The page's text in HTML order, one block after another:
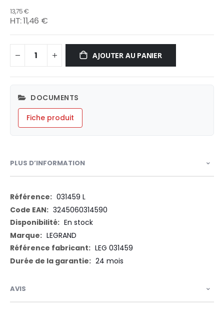
13,75 €
11,46 €
AJOUTER AU PANIER
DOCUMENTS
Fiche produit
PLUS D’INFORMATION
Plus
d’information
031459 L
3245060314590
En stock
LEGRAND
LEG 031459
24 mois
AVIS